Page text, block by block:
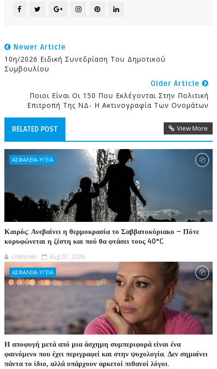
Newer Article
10η/2026 Ειδική Συνεδρίαση Του Δημοτικού
Συμβουλίου
Older Article
Ποιοι Είναι Οι 150 Που Εκλέγονται Στην Πολιτική
Επιτροπή Της ΝΔ- Η Ακτινογραφία Των Ονομάτων
RELATED POST View More
ΑΣΦΑΛΕΙΑ-ΥΓΕΙΑ
Καιρός: Ανεβαίνει η θερμοκρασία το Σαββατοκύριακο – Πότε
κορυφώνεται η ζέστη και πού θα φτάσει τους 40°C
Unknown Aug 07, 2026
ΑΣΦΑΛΕΙΑ-ΥΓΕΙΑ
Η αποφυγή μετά από μια άσχημη συμπεριφορά είναι ένα
φαινόμενο που έχει περιγραφεί και στην ψυχολογία. Δεν σημαίνει
πάντα το ίδιο, αλλά υπάρχουν αρκετοί πιθανοί λόγοι.